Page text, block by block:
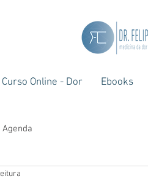
Curso Online - Dor Ebooks
Agenda